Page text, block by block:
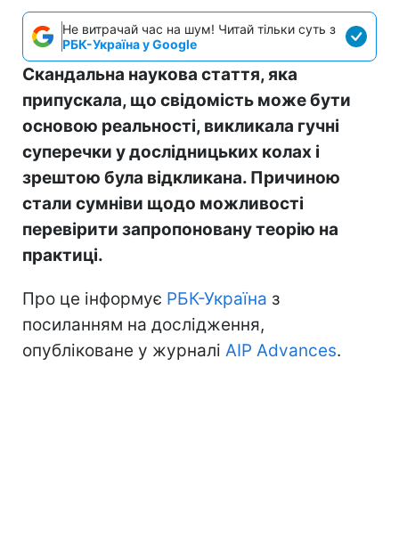
Не витрачай час на шум! Читай тільки суть з
РБК-Україна у Google
Скандальна наукова стаття, яка
припускала, що свідомість може бути
основою реальності, викликала гучні
суперечки у дослідницьких колах і
зрештою була відкликана. Причиною
стали сумніви щодо можливості
перевірити запропоновану теорію на
практиці.
Про це інформує РБК-Україна з
посиланням на дослідження,
опубліковане у журналі AIP Advances.